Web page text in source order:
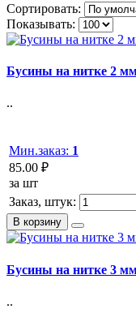
Сортировать:
Показывать:
Бусины на нитке 2
..
Мин.заказ: 1
85.00 ₽
за шт
Заказ, штук:
В корзину
Бусины на нитке 3
..